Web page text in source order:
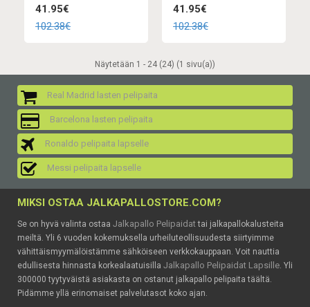
41.95€
102.38€
41.95€
102.38€
Näytetään 1 - 24 (24) (1 sivu(a))
Real Madrid lasten pelipaita
Barcelona lasten pelipaita
Ronaldo pelipaita lapselle
Messi pelipaita lapselle
MIKSI OSTAA JALKAPALLOSTORE.COM?
Se on hyvä valinta ostaa Jalkapallo Pelipaidattai jalkapallokalusteita
meiltä. Yli 6 vuoden kokemuksella urheiluteollisuudesta siirtyimme
vähittäismyymälöistämme sähköiseen verkkokauppaan. Voit nauttia
edullisesta hinnasta korkealaatuisilla Jalkapallo Pelipaidat Lapsille. Yli
300000 tyytyväistä asiakasta on ostanut jalkapallo pelipaita täältä.
Pidämme yllä erinomaiset palvelutasot koko ajan.